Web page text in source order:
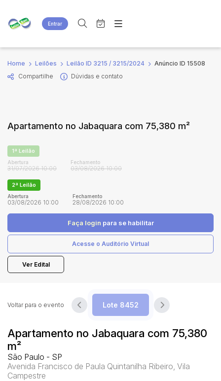
Entrar
Criar conta Entrar
Site
Agenda
Quem Somos
Busca por palavra-chave
Estados Cidade
Bairro
Judiciais
Faixa de valor
Quem Somos
Home Leilões Leilão ID 3215 / 3215/2024
Anúncio ID 15508
Compartilhe
Dúvidas e contato
Apartamento no Jabaquara com 75,380 m²
1ª Leilão
Abertura
31/07/2026 10:00
Fechamento
03/08/2026 10:00
2ª Leilão
Abertura
03/08/2026 10:00
Fechamento
28/08/2026 10:00
Faça login para se habilitar
Acesse o Auditório Virtual
Ver Edital
Apartamento no Jabaquara com 75,380
m²
São Paulo - SP
Avenida Francisco de Paula Quintanilha Ribeiro, Vila
Campestre
Voltar para o evento